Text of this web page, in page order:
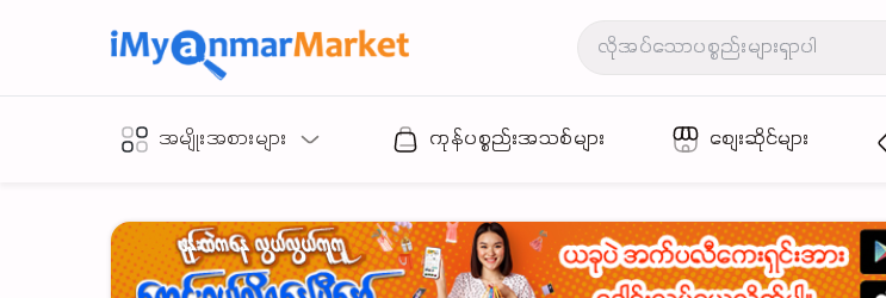
အမျိုးအစားများ ကုန်ပစ္စည်းအသစ်များ စျေးဆိုင်များ